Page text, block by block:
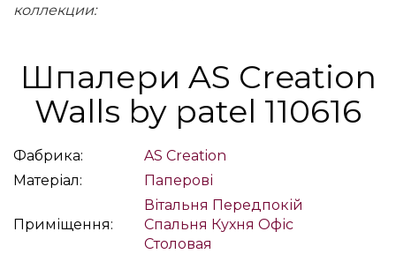
коллекции:
Шпалери AS Creation
Walls by patel 110616
Фабрика:
AS Creation
Матеріал:
Паперові
Приміщення:
Вітальня Передпокій
Спальня Кухня Офіс
Столовая